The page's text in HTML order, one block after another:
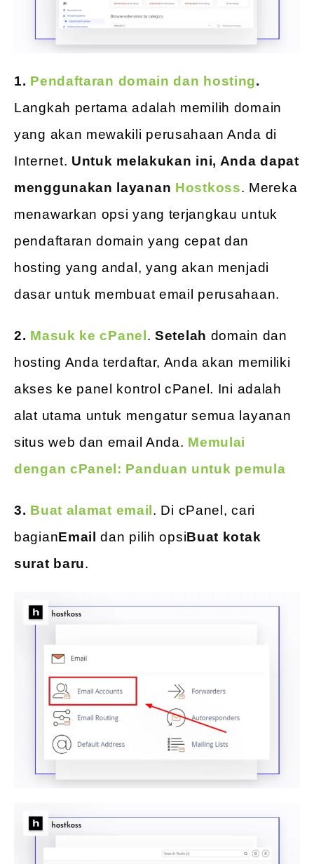
1. Pendaftaran domain dan hosting.
Langkah pertama adalah memilih domain
yang akan mewakili perusahaan Anda di
Internet. Untuk melakukan ini, Anda dapat
menggunakan layanan Hostkoss. Mereka
menawarkan opsi yang terjangkau untuk
pendaftaran domain yang cepat dan
hosting yang andal, yang akan menjadi
dasar untuk membuat email perusahaan.
2. Masuk ke cPanel .Setelah domain dan
hosting Anda terdaftar, Anda akan memiliki
akses ke panel kontrol cPanel. Ini adalah
alat utama untuk mengatur semua layanan
situs web dan email Anda. Memulai
dengan cPanel: Panduan untuk pemula
3. Buat alamat email. Di cPanel, cari
bagianEmail dan pilih opsiBuat kotak
surat baru.